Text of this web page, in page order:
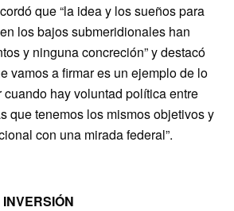
que “la idea y los sueños para
los bajos submeridionales han
y ninguna concreción” y destacó
vamos a firmar es un ejemplo de lo
hay voluntad política entre
que tenemos los mismos objetivos y
con una mirada federal”.
INVERSIÓN